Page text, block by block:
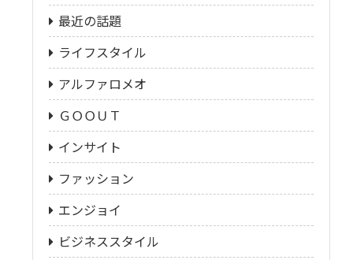
最近の話題
ライフスタイル
アルファロメオ
ＧＯＯＵＴ
インサイト
ファッション
エンジョイ
ビジネススタイル